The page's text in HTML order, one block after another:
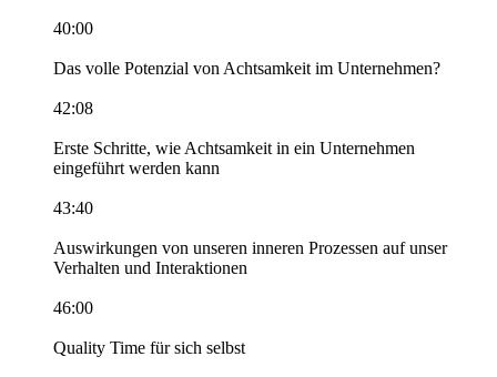
40:00
Das volle Potenzial von Achtsamkeit im Unternehmen?
42:08
Erste Schritte, wie Achtsamkeit in ein Unternehmen
eingeführt werden kann
43:40
Auswirkungen von unseren inneren Prozessen auf unser
Verhalten und Interaktionen
46:00
Quality Time für sich selbst